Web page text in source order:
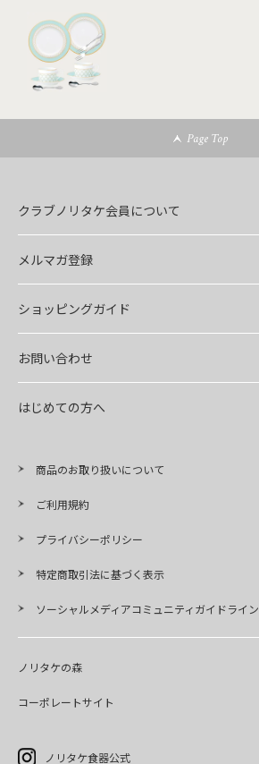
Page Top
クラブノリタケ会員について
メルマガ登録
ショッピングガイド
お問い合わせ
はじめての方へ
商品のお取り扱いについて
ご利用規約
プライバシーポリシー
特定商取引法に基づく表示
ソーシャルメディアコミュニティガイドライン
ノリタケの森
コーポレートサイト
ノリタケ食器公式